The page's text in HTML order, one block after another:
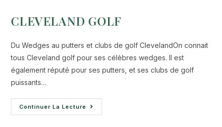
CLEVELAND GOLF
Du Wedges au putters et clubs de golf ClevelandOn connait
tous Cleveland golf pour ses célèbres wedges. Il est
également réputé pour ses putters, et ses clubs de golf
puissants…
Continuer La Lecture